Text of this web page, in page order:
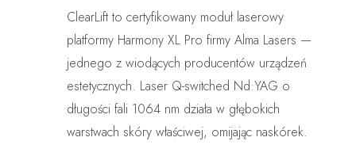
ClearLift to certyfikowany moduł laserowy
platformy Harmony XL Pro firmy Alma Lasers —
jednego z wiodących producentów urządzeń
estetycznych. Laser Q-switched Nd:YAG o
długości fali 1064 nm działa w głębokich
warstwach skóry właściwej, omijając naskórek.